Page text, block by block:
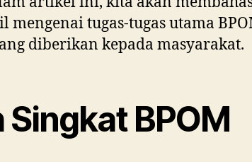
mengenai tugas-tugas utama
diberikan kepada masyarakat.
Singkat BPOM